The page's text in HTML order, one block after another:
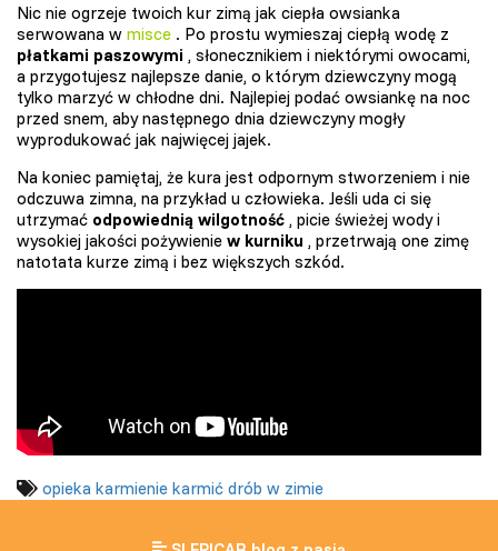
Nic nie ogrzeje twoich kur zimą jak ciepła owsianka
serwowana w misce . Po prostu wymieszaj ciepłą wodę z
płatkami paszowymi , słonecznikiem i niektórymi owocami,
a przygotujesz najlepsze danie, o którym dziewczyny mogą
tylko marzyć w chłodne dni. Najlepiej podać owsiankę na noc
przed snem, aby następnego dnia dziewczyny mogły
wyprodukować jak najwięcej jajek.
Na koniec pamiętaj, że kura jest odpornym stworzeniem i nie
odczuwa zimna, na przykład u człowieka. Jeśli uda ci się
utrzymać odpowiednią wilgotność , picie świeżej wody i
wysokiej jakości pożywienie w kurniku , przetrwają one zimę
natotata kurze zimą i bez większych szkód.
opieka karmienie karmić drób w zimie